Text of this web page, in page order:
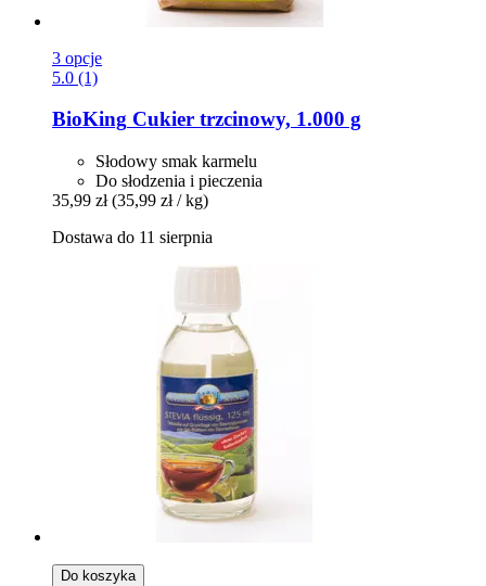
3 opcje
5.0 (1)
BioKing Cukier trzcinowy, 1.000 g
Słodowy smak karmelu
Do słodzenia i pieczenia
35,99 zł (35,99 zł / kg)
Dostawa do 11 sierpnia
Do koszyka